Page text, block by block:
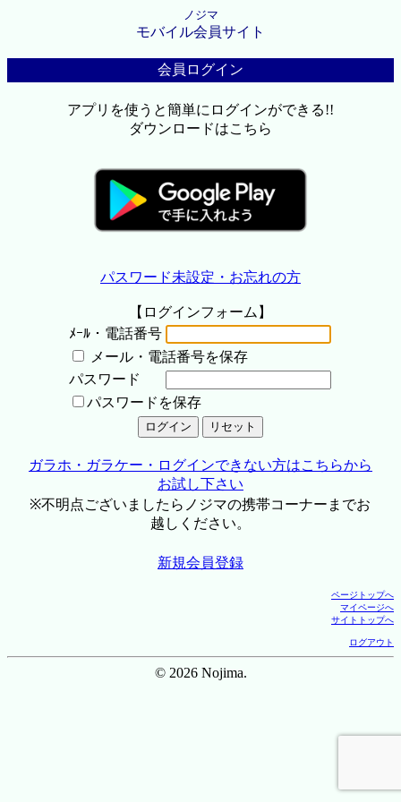
ノジマ
モバイル会員サイト
会員ログイン
アプリを使うと簡単にログインができる!!
ダウンロードはこちら
パスワード未設定・お忘れの方
【ログインフォーム】
ﾒｰﾙ・電話番号
メール・電話番号を保存
パスワード
パスワードを保存
ガラホ・ガラケー・ログインできない方はこちらから
お試し下さい
※不明点ございましたらノジマの携帯コーナーまでお
越しください。
新規会員登録
ページトップへ
マイページへ
サイトトップへ
ログアウト
© 2026 Nojima.